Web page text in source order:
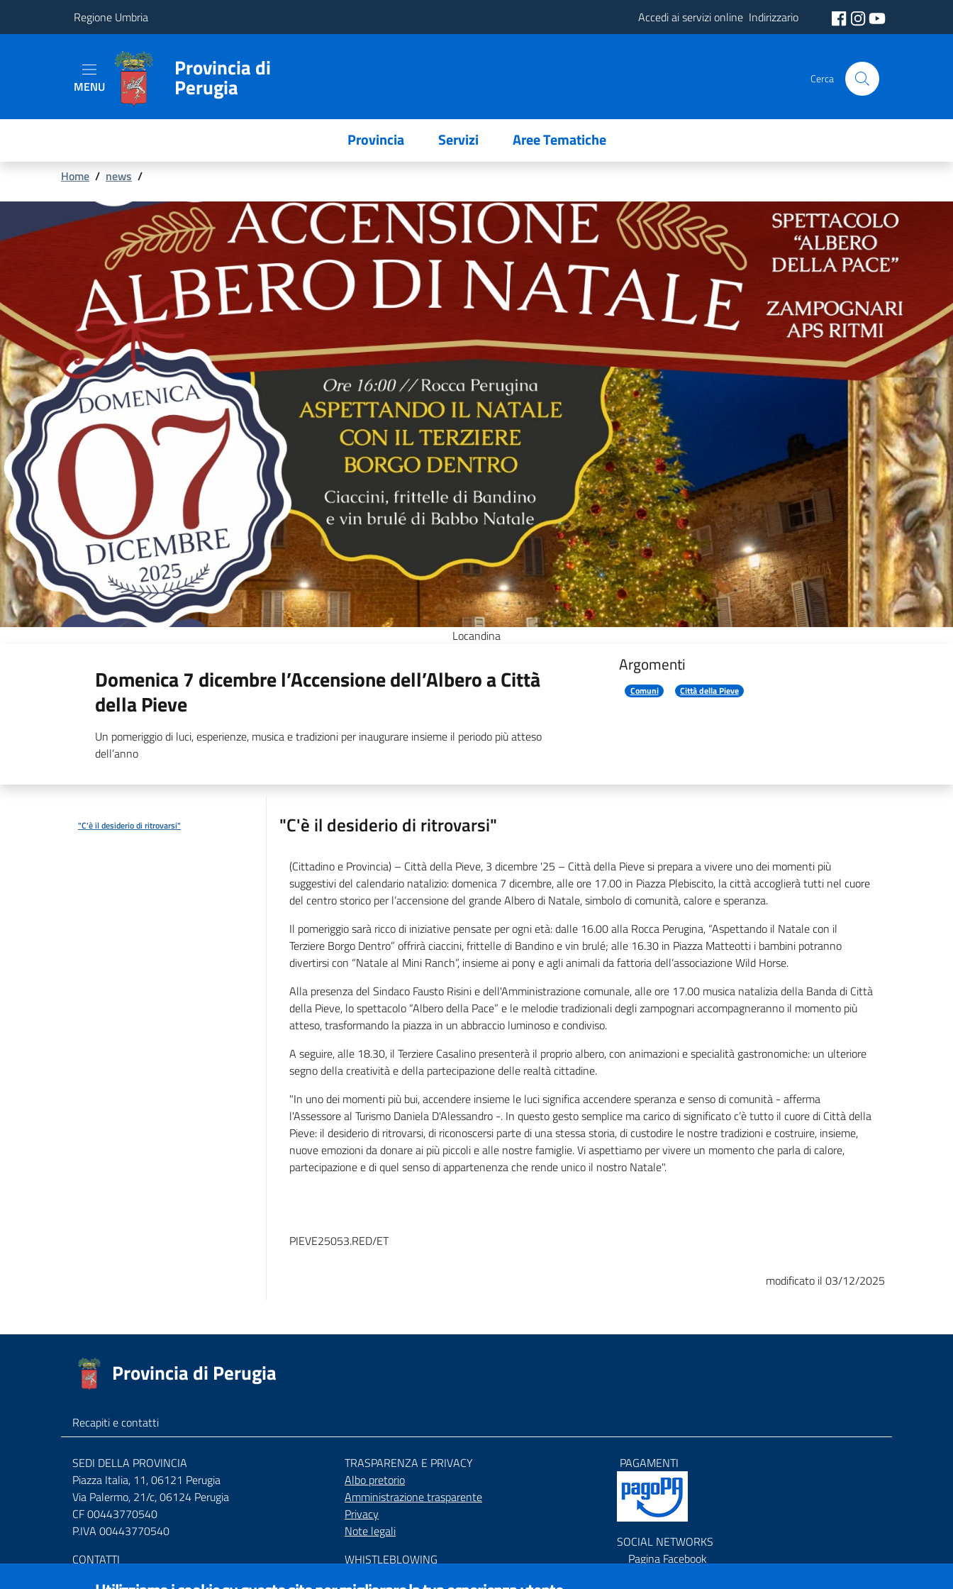
Regione Umbria Accedi ai servizi online Indirizzario
Tematiche
MENU
Provincia di
Perugia Cerca
Provincia Servizi Aree Tematiche
Briciole
di
pane
Home / news /
Locandina
Domenica 7 dicembre l’Accensione dell’Albero a Città
della Pieve
Un pomeriggio di luci, esperienze, musica e tradizioni per inaugurare insieme il periodo più atteso
dell’anno
Argomenti
Comuni Città della Pieve
"C'è il desiderio di ritrovarsi" "C'è il desiderio di ritrovarsi"
(Cittadino e Provincia) – Città della Pieve, 3 dicembre '25 – Città della Pieve si prepara a vivere uno dei momenti più
suggestivi del calendario natalizio: domenica 7 dicembre, alle ore 17.00 in Piazza Plebiscito, la città accoglierà tutti nel cuore
del centro storico per l’accensione del grande Albero di Natale, simbolo di comunità, calore e speranza.
Il pomeriggio sarà ricco di iniziative pensate per ogni età: dalle 16.00 alla Rocca Perugina, “Aspettando il Natale con il
Terziere Borgo Dentro” offrirà ciaccini, frittelle di Bandino e vin brulé; alle 16.30 in Piazza Matteotti i bambini potranno
divertirsi con “Natale al Mini Ranch”, insieme ai pony e agli animali da fattoria dell’associazione Wild Horse.
Alla presenza del Sindaco Fausto Risini e dell'Amministrazione comunale, alle ore 17.00 musica natalizia della Banda di Città
della Pieve, lo spettacolo “Albero della Pace” e le melodie tradizionali degli zampognari accompagneranno il momento più
atteso, trasformando la piazza in un abbraccio luminoso e condiviso.
A seguire, alle 18.30, il Terziere Casalino presenterà il proprio albero, con animazioni e specialità gastronomiche: un ulteriore
segno della creatività e della partecipazione delle realtà cittadine.
"In uno dei momenti più bui, accendere insieme le luci significa accendere speranza e senso di comunità - afferma
l'Assessore al Turismo Daniela D'Alessandro -. In questo gesto semplice ma carico di significato c’è tutto il cuore di Città della
Pieve: il desiderio di ritrovarsi, di riconoscersi parte di una stessa storia, di custodire le nostre tradizioni e costruire, insieme,
nuove emozioni da donare ai più piccoli e alle nostre famiglie. Vi aspettiamo per vivere un momento che parla di calore,
partecipazione e di quel senso di appartenenza che rende unico il nostro Natale".
PIEVE25053.RED/ET
modificato il 03/12/2025
Provincia di Perugia
Recapiti e contatti
SEDI DELLA PROVINCIA
Piazza Italia, 11, 06121 Perugia
Via Palermo, 21/c, 06124 Perugia
CF 00443770540
P.IVA 00443770540
CONTATTI
TRASPARENZA E PRIVACY
Albo pretorio
Amministrazione trasparente
Privacy
Note legali
WHISTLEBLOWING
PAGAMENTI
SOCIAL NETWORKS
Pagina Facebook